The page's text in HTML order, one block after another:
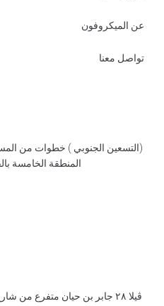
عن الميكروفون
تواصل معنا
المنطقة الخامسة
ڤيلا ٢٨ جابر بن حيان متفرع من